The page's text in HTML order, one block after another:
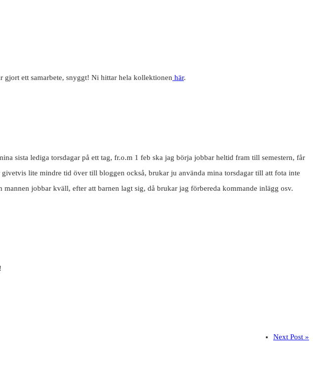
gjort ett samarbete, snyggt! Ni hittar hela kollektionen här.
sista lediga torsdagar på ett tag, fr.o.m 1 feb ska jag börja jobbar heltid fram till semestern, får
lite mindre tid över till bloggen också, brukar ju använda mina torsdagar till att fota inte
jobbar kväll, efter att barnen lagt sig, då brukar jag förbereda kommande inlägg osv.
Next Post »